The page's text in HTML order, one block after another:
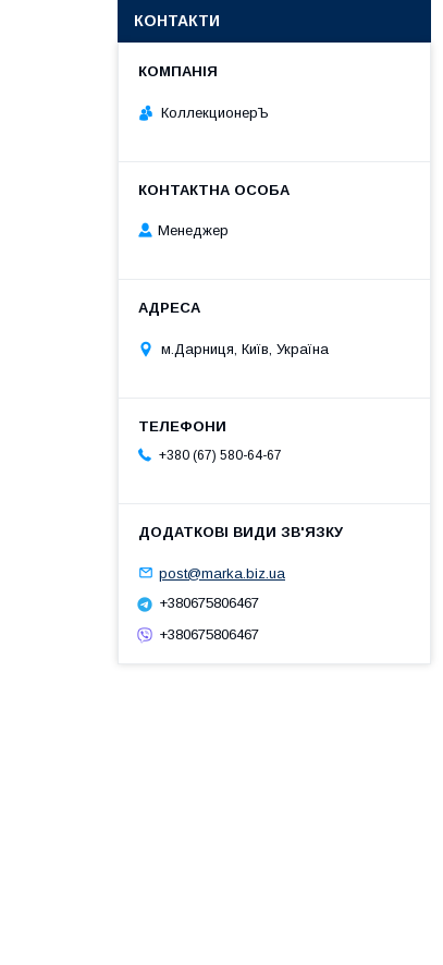
КОНТАКТИ
КоллекционерЪ
Менеджер
м.Дарниця, Київ, Україна
+380 (67) 580-64-67
post@marka.biz.ua
+380675806467
+380675806467